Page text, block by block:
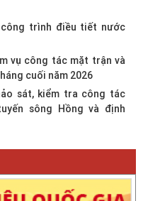
trình điều tiết nước
vụ công tác mặt trận và
cuối năm 2026
sát, kiểm tra công tác
sông Hồng và định